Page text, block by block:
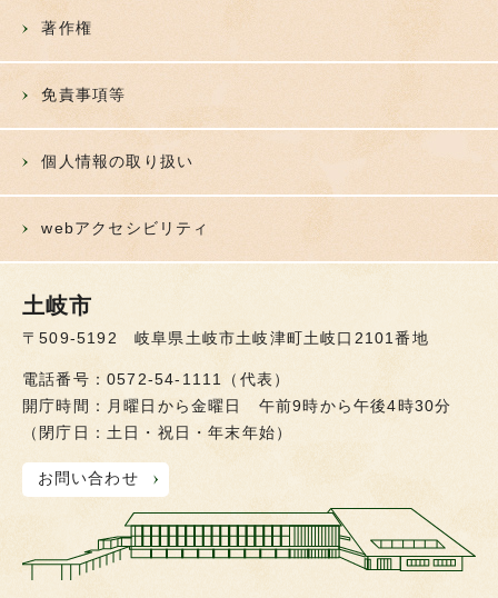
著作権
免責事項等
個人情報の取り扱い
webアクセシビリティ
土岐市
〒509-5192 岐阜県土岐市土岐津町土岐口2101番地
電話番号：0572-54-1111（代表）
開庁時間：月曜日から金曜日 午前9時から午後4時30分
（閉庁日：土日・祝日・年末年始）
お問い合わせ